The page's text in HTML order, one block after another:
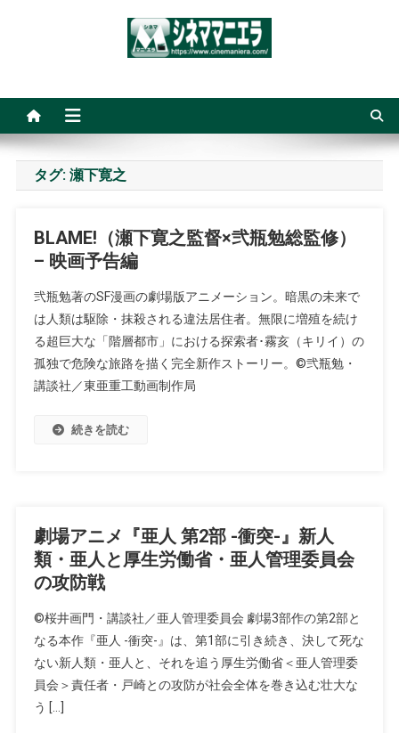
タグ: 瀬下寛之
BLAME!（瀬下寛之監督×弐瓶勉総監修）
– 映画予告編
弐瓶勉著のSF漫画の劇場版アニメーション。暗黒の未来で
は人類は駆除・抹殺される違法居住者。無限に増殖を続け
る超巨大な「階層都市」における探索者･霧亥（キリイ）の
孤独で危険な旅路を描く完全新作ストーリー。©弐瓶勉・
講談社／東亜重工動画制作局
続きを読む
劇場アニメ『亜人 第2部 -衝突-』新人
類・亜人と厚生労働省・亜人管理委員会
の攻防戦
©桜井画門・講談社／亜人管理委員会 劇場3部作の第2部と
なる本作『亜人 -衝突-』は、第1部に引き続き、決して死な
ない新人類・亜人と、それを追う厚生労働省＜亜人管理委
員会＞責任者・戸崎との攻防が社会全体を巻き込む壮大な
う […]